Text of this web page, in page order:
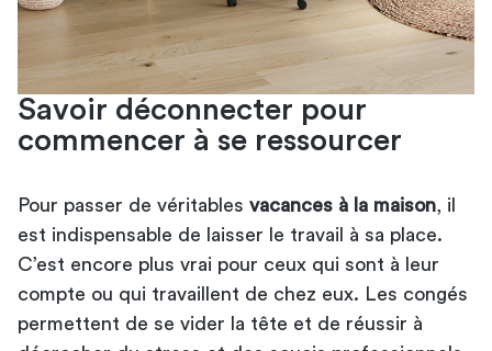
Savoir déconnecter pour
commencer à se ressourcer
Pour passer de véritables vacances à la maison , il
est indispensable de laisser le travail à sa place.
C’est encore plus vrai pour ceux qui sont à leur
compte ou qui travaillent de chez eux. Les congés
permettent de se vider la tête et de réussir à